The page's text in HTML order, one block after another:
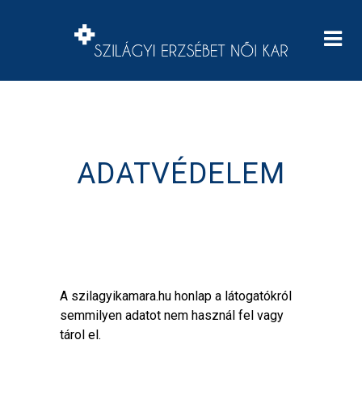
ADATVÉDELEM
A szilagyikamara.hu honlap a látogatókról
semmilyen adatot nem használ fel vagy
tárol el.